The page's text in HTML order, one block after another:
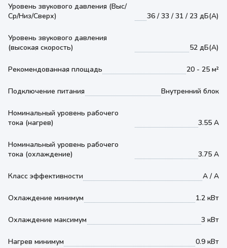
Уровень звукового давления (Выс/
Ср/Низ/Сверх)
36 / 33 / 31 / 23 дБ(А)
Уровень звукового давления
(высокая скорость)
52 дБ(А)
Рекомендованная площадь 20 - 25 м²
Подключение питания Внутренний блок
Номинальный уровень рабочего
тока (нагрев)
3.55 А
Номинальный уровень рабочего
тока (охлаждение)
3.75 А
Класс эффективности A / A
Охлаждение минимум 1.2 кВт
Охлаждение максимум 3 кВт
Нагрев минимум 0.9 кВт